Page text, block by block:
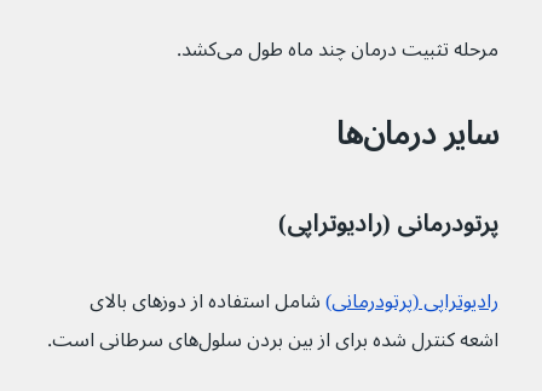
مرحله تثبیت درمان چند ماه طول می‌کشد.
سایر درمان‌ها
پرتودرمانی (رادیوتراپی)
رادیوتراپی (پرتودرمانی)شامل استفاده از دوزهای بالای
اشعه کنترل شده برای از بین بردن سلول‌های سرطانی است.